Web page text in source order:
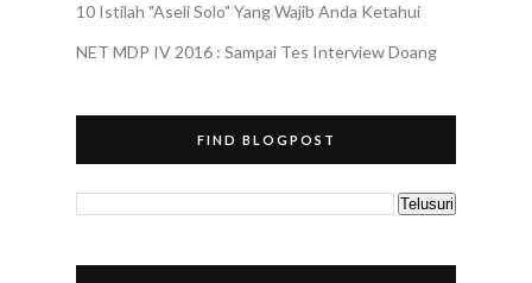
10 Istilah "Aseli Solo" Yang Wajib Anda Ketahui
NET MDP IV 2016 : Sampai Tes Interview Doang
FIND BLOGPOST